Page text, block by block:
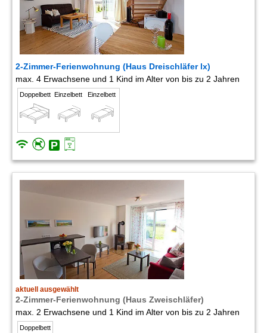
2-Zimmer-Ferienwohnung (Haus Dreischläfer lx)
max. 4 Erwachsene und 1 Kind im Alter von bis zu 2 Jahren
Doppelbett Einzelbett Einzelbett
aktuell ausgewählt
2-Zimmer-Ferienwohnung (Haus Zweischläfer)
max. 2 Erwachsene und 1 Kind im Alter von bis zu 2 Jahren
Doppelbett